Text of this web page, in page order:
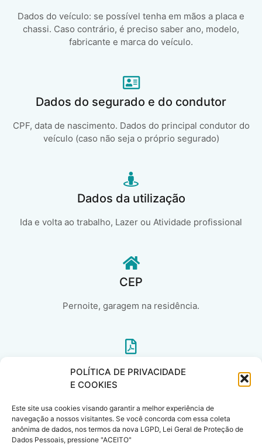
POLÍTICA DE PRIVACIDADE
E COOKIES
Este site usa cookies visando garantir a melhor experiência de
navegação a nossos visitantes. Se você concorda com essa coleta
anônima de dados, nos termos da nova LGPD, Lei Geral de Proteção de
Dados Pessoais, pressione "ACEITO"
Dados do veículo: se possível tenha em mãos a placa e
chassi. Caso contrário, é preciso saber ano, modelo,
fabricante e marca do veículo.
Dados do segurado e do condutor
CPF, data de nascimento. Dados do principal condutor do
veículo (caso não seja o próprio segurado)
Dados da utilização
Ida e volta ao trabalho, Lazer ou Atividade profissional
CEP
Pernoite, garagem na residência.
Se Renovação de Seguro
Em caso de renovação de seguro auto, informe a Cia atual, a
classe de bônus e a data de vencimento..